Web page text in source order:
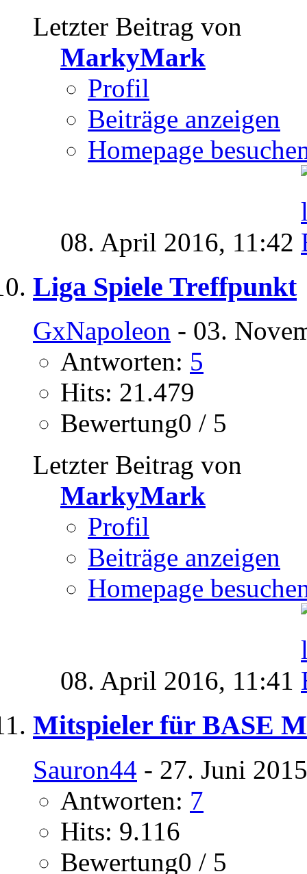
Letzter Beitrag von
MarkyMark
Profil
Beiträge anzeigen
Homepage
08. April 2016, 11:42
Liga Spiele Treffpunkt
GxNapoleon - 03.
Antworten: 5
Hits: 21.479
Bewertung0 / 5
Letzter Beitrag von
MarkyMark
Profil
Beiträge anzeigen
Homepage
08. April 2016, 11:41
Mitspieler für BASE
Sauron44 - 27. Juni
Antworten: 7
Hits: 9.116
Bewertung0 / 5